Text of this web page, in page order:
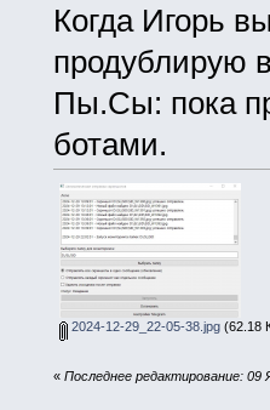
Когда Игорь
продублирую
Пы.Сы: пока
ботами.
2024-12-29_22-05-38.jpg(62.18
« Последнее редактирование: